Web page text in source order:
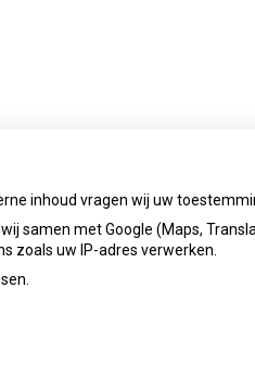
inhoud vragen wij uw
samen met Google (Maps,
zoals uw IP-adres verwerken.